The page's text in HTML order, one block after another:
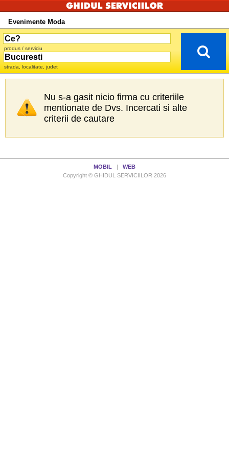
Evenimente Moda
produs / serviciu
strada, localitate, judet
Nu s-a gasit nicio firma cu criteriile
mentionate de Dvs. Incercati si alte
criterii de cautare
MOBIL
WEB
Copyright © GHIDUL SERVICIILOR 2026